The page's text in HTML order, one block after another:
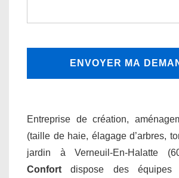
Entreprise de création,
(taille de haie, élagage d’arbres,
jardin à Verneuil-En-Halatte
Confort dispose des équipes